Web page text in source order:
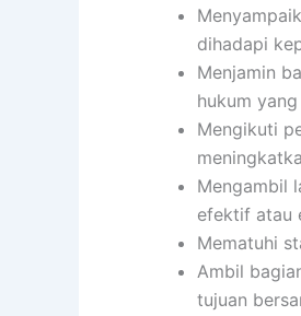
dihadapi
Menjamin
hukum
Mengikuti
Mengambil
efektif atau
Mematuhi
Ambil
tujuan